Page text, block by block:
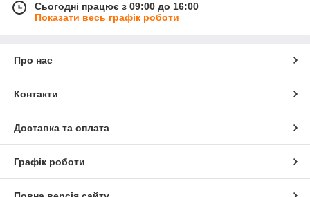
Сьогодні працює з 09:00 до 16:00
Показати весь графік роботи
Про нас
Контакти
Доставка та оплата
Графік роботи